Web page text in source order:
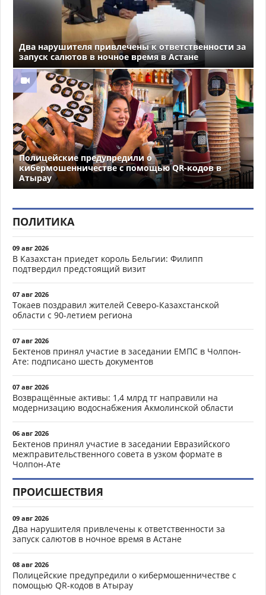
Два нарушителя привлечены к ответственности за
запуск салютов в ночное время в Астане
Полицейские предупредили о
кибермошенничестве с помощью QR-кодов в
Атырау
ПОЛИТИКА
09 авг 2026
В Казахстан приедет король Бельгии: Филипп
подтвердил предстоящий визит
07 авг 2026
Токаев поздравил жителей Северо-Казахстанской
области с 90-летием региона
07 авг 2026
Бектенов принял участие в заседании ЕМПС в Чолпон-
Ате: подписано шесть документов
07 авг 2026
Возвращённые активы: 1,4 млрд тг направили на
модернизацию водоснабжения Акмолинской области
06 авг 2026
Бектенов принял участие в заседании Евразийского
межправительственного совета в узком формате в
Чолпон-Ате
ПРОИСШЕСТВИЯ
09 авг 2026
Два нарушителя привлечены к ответственности за
запуск салютов в ночное время в Астане
08 авг 2026
Полицейские предупредили о кибермошенничестве с
помощью QR-кодов в Атырау